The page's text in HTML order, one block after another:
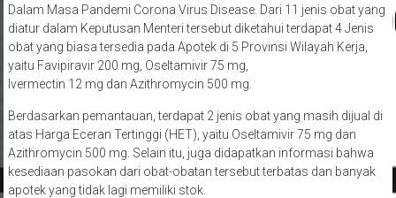
Dalam Masa Pandemi Corona Virus Disease. Dari 11 jenis obat yang
diatur dalam Keputusan Menteri tersebut diketahui terdapat 4 Jenis
obat yang biasa tersedia pada Apotek di 5 Provinsi Wilayah Kerja,
yaitu Favipiravir 200 mg, Oseltamivir 75 mg,
Ivermectin 12 mg dan Azithromycin 500 mg.
Berdasarkan pemantauan, terdapat 2 jenis obat yang masih dijual di
atas Harga Eceran Tertinggi (HET), yaitu Oseltamivir 75 mg dan
Azithromycin 500 mg. Selain itu, juga didapatkan informasi bahwa
kesediaan pasokan dari obat-obatan tersebut terbatas dan banyak
apotek yang tidak lagi memiliki stok.